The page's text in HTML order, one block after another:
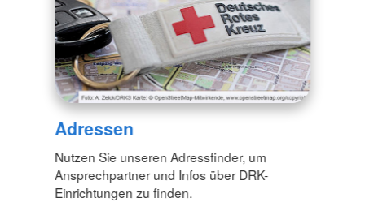
Adressen
Nutzen Sie unseren Adressfinder, um
Ansprechpartner und Infos über DRK-
Einrichtungen zu finden.